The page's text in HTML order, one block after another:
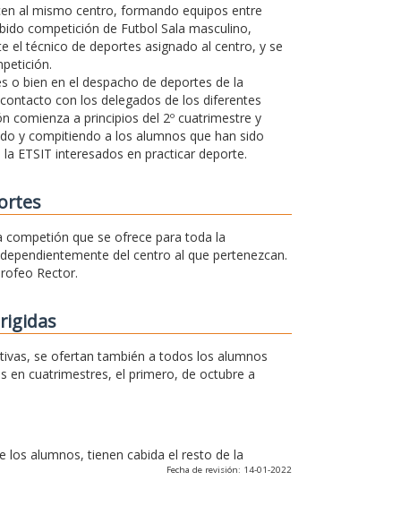
al mismo centro, formando equipos entre
competición de Futbol Sala masculino,
el técnico de deportes asignado al centro, y se
o bien en el despacho de deportes de la
con los delegados de los diferentes
comienza a principios del 2º cuatrimestre y
y compitiendo a los alumnos que han sido
ETSIT interesados en practicar deporte.
competión que se ofrece para toda la
del centro al que pertenezcan.
Rector.
se ofertan también a todos los alumnos
en cuatrimestres, el primero, de octubre a
los alumnos, tienen cabida el resto de la
Fecha de revisión: 14-01-2022